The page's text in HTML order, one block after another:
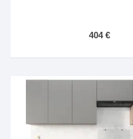
404€